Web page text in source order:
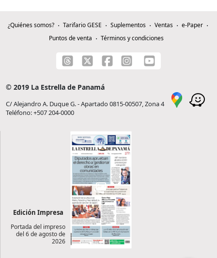
¿Quiénes somos? Tarifario GESE Suplementos Ventas
e-Paper
Puntos de venta
Términos y condiciones
© 2019 La Estrella de Panamá
C/ Alejandro A. Duque G. - Apartado 0815-00507, Zona 4
Teléfono: +507 204-0000
Edición Impresa
Portada del impreso
del 6 de agosto de
2026